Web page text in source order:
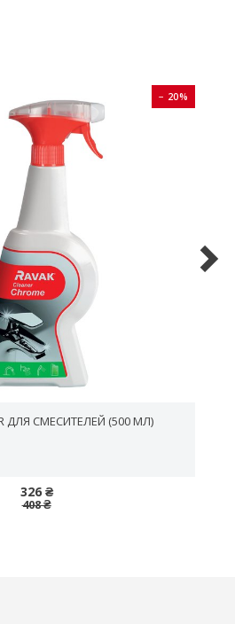
− 20%
ДЛЯ СМЕСИТЕЛЕЙ (500 МЛ)
326 ₴
408 ₴